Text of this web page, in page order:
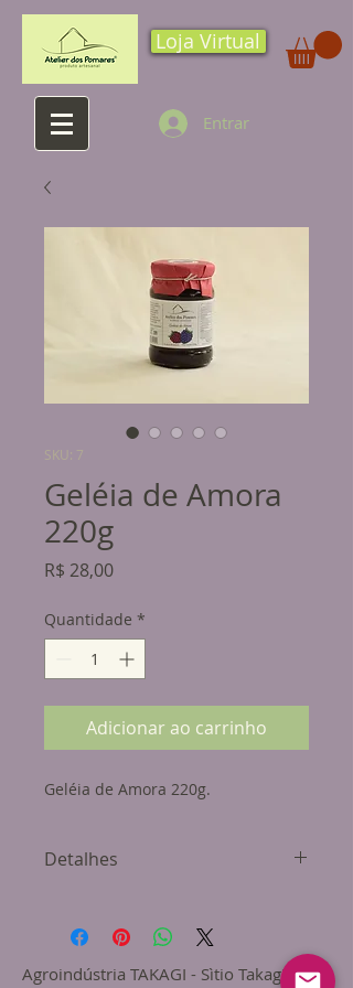
Loja Virtual
Entrar
SKU: 7
Geléia de Amora
220g
R$ 28,00Preço
Quantidade *
Adicionar ao carrinho
Geléia de Amora 220g.
Detalhes
Pectina.
Usamos mais de 65% p/p de fruta e
Agroindústria TAKAGI - Sìtio Takagi, s/n